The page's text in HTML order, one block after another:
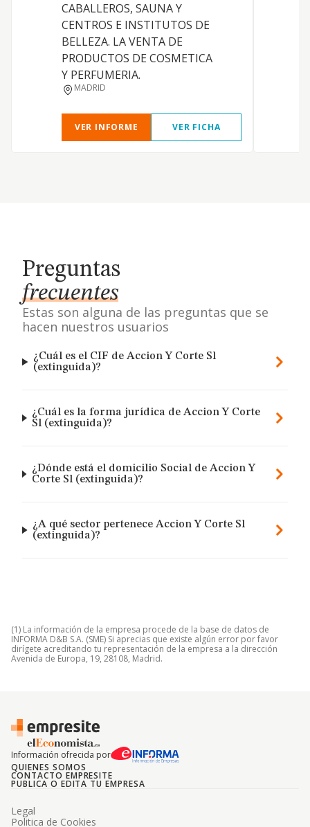
CABALLEROS, SAUNA Y
CENTROS E INSTITUTOS DE
BELLEZA. LA VENTA DE
PRODUCTOS DE COSMETICA
Y PERFUMERIA.
MADRID
VER INFORME VER FICHA
Preguntas
frecuentes
Estas son alguna de las preguntas que se
hacen nuestros usuarios
¿Cuál es el CIF de Accion Y Corte Sl
(extinguida)?
¿Cuál es la forma jurídica de Accion Y Corte
Sl (extinguida)?
¿Dónde está el domicilio Social de Accion Y
Corte Sl (extinguida)?
¿A qué sector pertenece Accion Y Corte Sl
(extinguida)?
(1) La información de la empresa procede de la base de datos de
INFORMA D&B S.A. (SME) Si aprecias que existe algún error por favor
dirígete acreditando tu representación de la empresa a la dirección
Avenida de Europa, 19, 28108, Madrid.
Información ofrecida por
QUIENES SOMOS
CONTACTO EMPRESITE
PUBLICA O EDITA TU EMPRESA
Legal
Politica de Cookies